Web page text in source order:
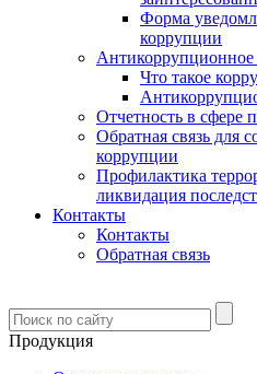
Форма
коррупции
Что такое
Отчетность в сфере
Обратная связь для
коррупции
Профилактика
ликвидация
Контакты
Контакты
Обратная связь
Продукция